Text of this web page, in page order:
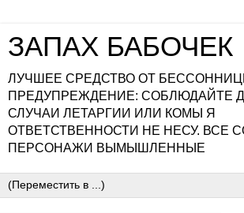
ЗАПАХ БАБОЧЕК
ЛУЧШЕЕ СРЕДСТВО ОТ
ПРЕДУПРЕЖДЕНИЕ: СОБЛЮДАЙТЕ
СЛУЧАИ ЛЕТАРГИИ ИЛИ КОМЫ Я
ОТВЕТСТВЕННОСТИ НЕ НЕСУ. ВСЕ
ПЕРСОНАЖИ ВЫМЫШЛЕННЫЕ